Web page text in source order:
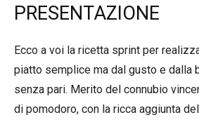
PRESENTAZIONE
Ecco a voi la ricetta sprint per
piatto semplice ma dal gusto e dalla
senza pari. Merito del connubio
di pomodoro, con la ricca aggiunta